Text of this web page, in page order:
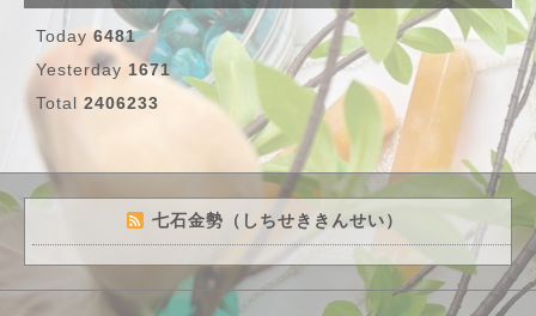
Today 6481
Yesterday 1671
Total 2406233
七石金勢（しちせききんせい）